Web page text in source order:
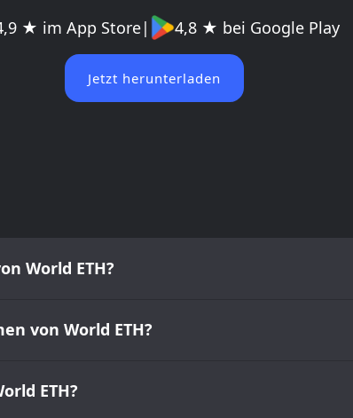
★ im App Store| 4,8 ★ bei Google Play
Jetzt herunterladen
World ETH?
von World ETH?
ETH?